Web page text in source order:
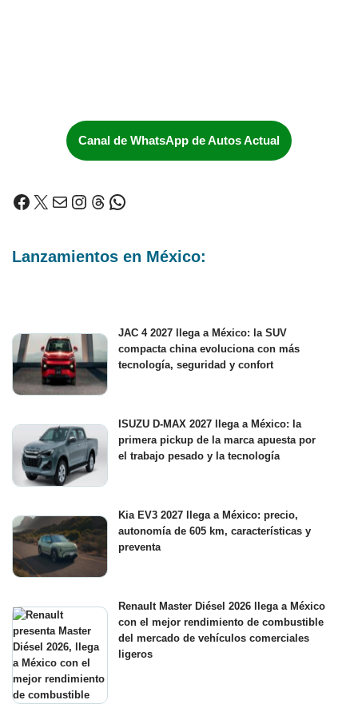
Canal de WhatsApp de Autos Actual
Lanzamientos en México:
JAC 4 2027 llega a México: la SUV
compacta china evoluciona con más
tecnología, seguridad y confort
ISUZU D-MAX 2027 llega a México: la
primera pickup de la marca apuesta por
el trabajo pesado y la tecnología
Kia EV3 2027 llega a México: precio,
autonomía de 605 km, características y
preventa
Renault Master Diésel 2026 llega a México
con el mejor rendimiento de combustible
del mercado de vehículos comerciales
ligeros